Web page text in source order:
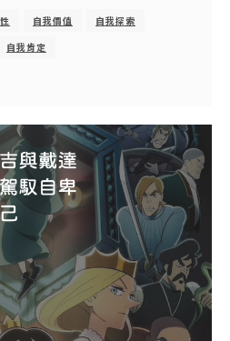
自我價值
自我探索
自我肯定